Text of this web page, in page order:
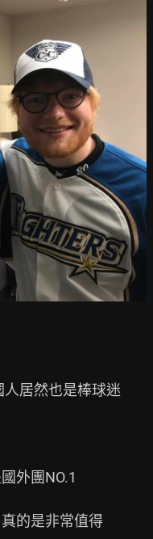
人居然也是棒球迷
外團NO.1
的是非常值得